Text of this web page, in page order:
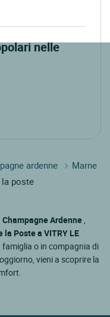
nelle
ardenne
Marne
poste
Champagne Ardenne ,
Poste a VITRY LE
famiglia o in compagnia di
vieni a scoprire la